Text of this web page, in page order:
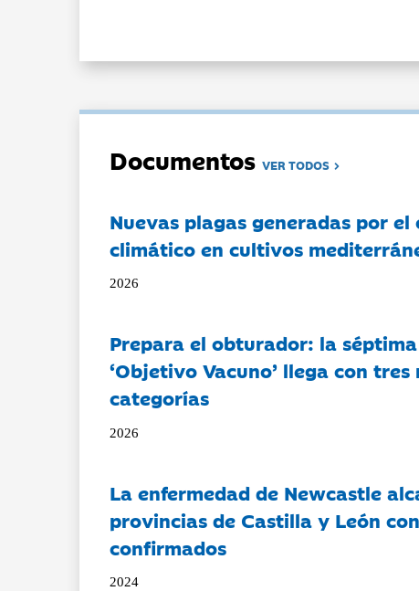
DocumentosVER TODOS
Nuevas plagas generadas por el
climático en cultivos
2026
Prepara el obturador: la
‘Objetivo Vacuno’ llega con tres
categorías
2026
La enfermedad de Newcastle
provincias de Castilla y León
confirmados
2024